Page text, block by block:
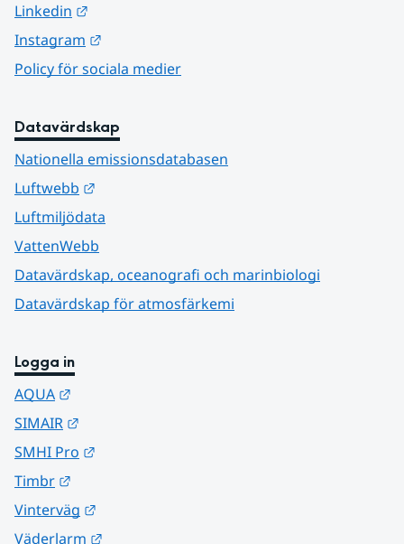
Linkedin
Instagram
Policy för sociala medier
Datavärdskap
Nationella emissionsdatabasen
Luftwebb
Luftmiljödata
VattenWebb
Datavärdskap, oceanografi och marinbiologi
Datavärdskap för atmosfärkemi
Logga in
AQUA
SIMAIR
SMHI Pro
Timbr
Vinterväg
Väderlarm